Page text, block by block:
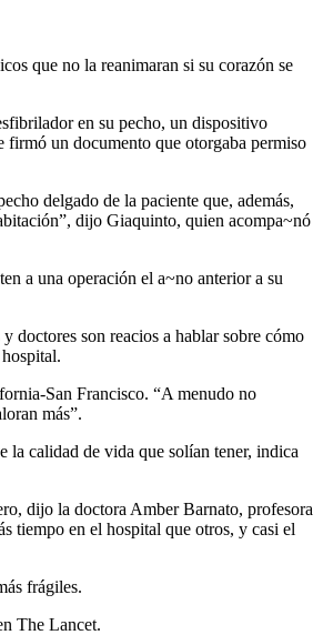
que no la reanimaran si su corazón se
en su pecho, un dispositivo
firmó un documento que otorgaba permiso
delgado de la paciente que, además,
dijo Giaquinto, quien acompa~nó
a una operación el a~no anterior a su
doctores son reacios a hablar sobre cómo
San Francisco. “A menudo no
más”.
la calidad de vida que solían tener, indica
dijo la doctora Amber Barnato, profesora
tiempo en el hospital que otros, y casi el
frágiles.
The Lancet.